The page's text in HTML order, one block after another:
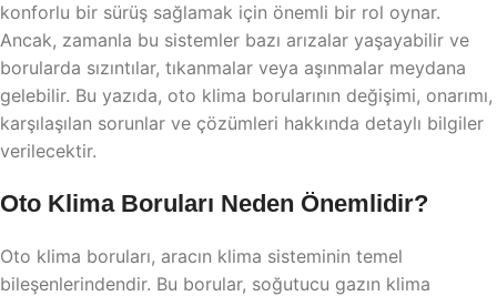
konforlu bir sürüş sağlamak için önemli bir rol oynar.
Ancak, zamanla bu sistemler bazı arızalar yaşayabilir ve
borularda sızıntılar, tıkanmalar veya aşınmalar meydana
gelebilir. Bu yazıda, oto klima borularının değişimi, onarımı,
karşılaşılan sorunlar ve çözümleri hakkında detaylı bilgiler
verilecektir.
Oto Klima Boruları Neden Önemlidir?
Oto klima boruları, aracın klima sisteminin temel
bileşenlerindendir. Bu borular, soğutucu gazın klima